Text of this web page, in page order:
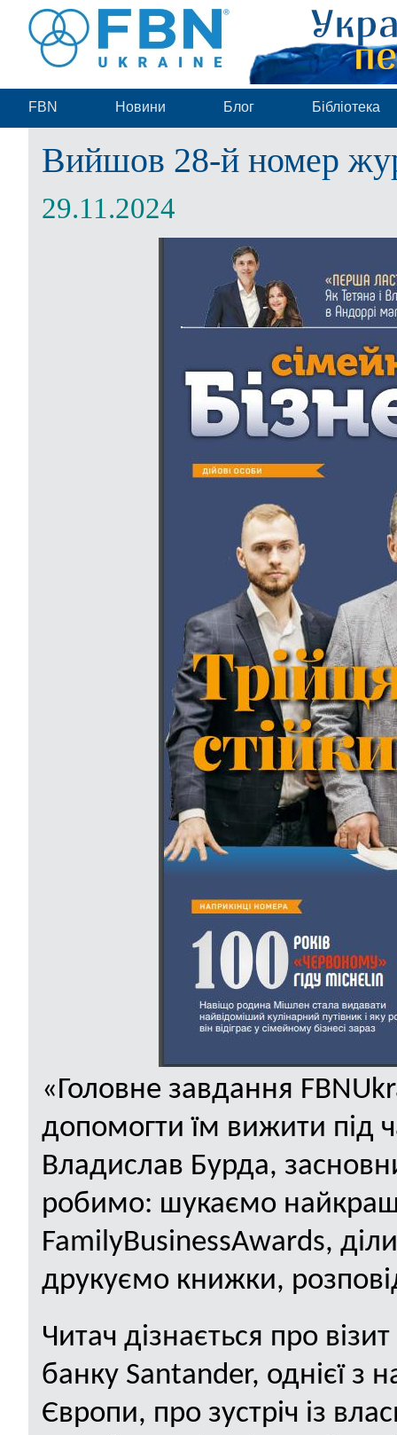
FBN Новини Блог Бібліотека
Вийшов 28-й номер
29.11.2024
«Головне завдання FBN
допомогти їм вижити під
Владислав Бурда,
робимо: шукаємо найкращі
FamilyBusinessAwards,
друкуємо книжки,
Читач дізнається про
банку Santander, однієї з
Європи, про зустріч із